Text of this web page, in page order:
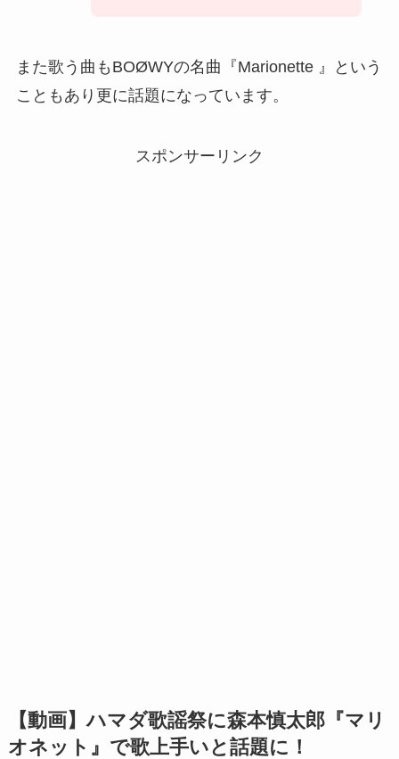
また歌う曲もBOØWYの名曲『Marionette 』という
こともあり更に話題になっています。
スポンサーリンク
【動画】ハマダ歌謡祭に森本慎太郎『マリ
オネット』で歌上手いと話題に！